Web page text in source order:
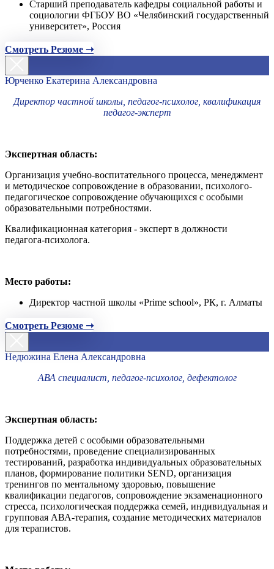
Старший преподаватель кафедры социальной работы и
социологии ФГБОУ ВО «Челябинский государственный
университет», Россия
Смотреть Резюме ➝
Юрченко Екатерина Александровна
Директор частной школы, педагог-психолог, квалификация
педагог-эксперт
Экспертная область:
Организация учебно-воспитательного процесса, менеджмент
и методическое сопровождение в образовании, психолого-
педагогическое сопровождение обучающихся с особыми
образовательными потребностями.
Квалификационная категория - эксперт в должности
педагога-психолога.
Место работы:
Директор частной школы «Prime school», РК, г. Алматы
Смотреть Резюме ➝
Недюжина Елена Александровна
АВА специалист, педагог-психолог, дефектолог
Экспертная область:
Поддержка детей с особыми образовательными
потребностями, проведение специализированных
тестирований, разработка индивидуальных образовательных
планов, формирование политики SEND, организация
тренингов по ментальному здоровью, повышение
квалификации педагогов, сопровождение экзаменационного
стресса, психологическая поддержка семей, индивидуальная и
групповая АВА-терапия, создание методических материалов
для терапистов.